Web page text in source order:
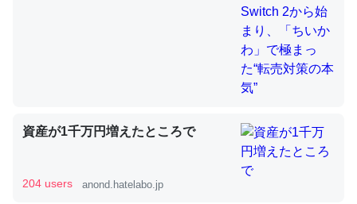
論文では「淡水はカルシウムも酸素も不足してて両方に不
いる鋏角類（カブトガニ・ウミグモ）はカルシウムを使わ
ずキチンを強化してる筈だが、酵素が違うのか？
資産が1千万円増えたところで
204 users anond.hatelabo.jp